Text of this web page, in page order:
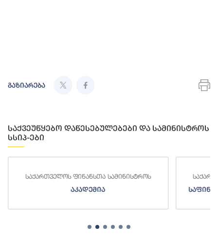
გაზიარება
საქვეუწყებო დაწესებულებები და სამინისტროს
სსიპ-ები
საქართველოს ფინანსთა სამინისტროს
საფინანსო-ანალიტიკური სამსახური